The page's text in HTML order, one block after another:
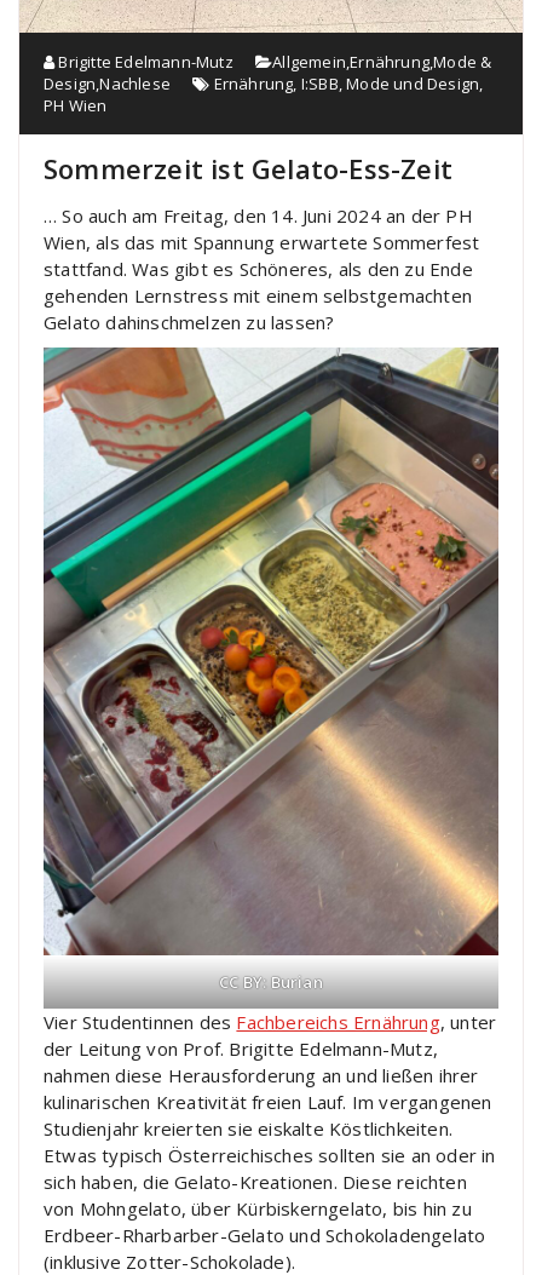
Brigitte Edelmann-Mutz Allgemein,Ernährung,Mode &
Design,Nachlese Ernährung, I:SBB,Mode und Design,
PH Wien
Sommerzeit ist Gelato-Ess-Zeit
… So auch am Freitag, den 14. Juni 2024 an der PH
Wien, als das mit Spannung erwartete Sommerfest
stattfand. Was gibt es Schöneres, als den zu Ende
gehenden Lernstress mit einem selbstgemachten
Gelato dahinschmelzen zu lassen?
CC BY: Burian
Vier Studentinnen des Fachbereichs Ernährung, unter
der Leitung von Prof. Brigitte Edelmann-Mutz,
nahmen diese Herausforderung an und ließen ihrer
kulinarischen Kreativität freien Lauf. Im vergangenen
Studienjahr kreierten sie eiskalte Köstlichkeiten.
Etwas typisch Österreichisches sollten sie an oder in
sich haben, die Gelato-Kreationen. Diese reichten
von Mohngelato, über Kürbiskerngelato, bis hin zu
Erdbeer-Rharbarber-Gelato und Schokoladengelato
(inklusive Zotter-Schokolade).